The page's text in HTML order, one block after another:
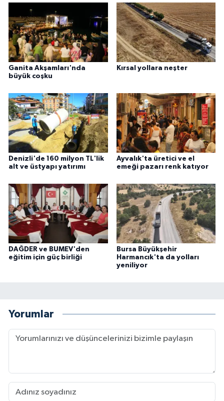
Ganita Akşamları'nda
büyük coşku
Kırsal yollara neşter
Denizli'de 160 milyon TL'lik
alt ve üstyapı yatırımı
Ayvalık'ta üretici ve el
emeği pazarı renk katıyor
DAĞDER ve BUMEV'den
eğitim için güç birliği
Bursa Büyükşehir
Harmancık'ta da yolları
yeniliyor
Yorumlar